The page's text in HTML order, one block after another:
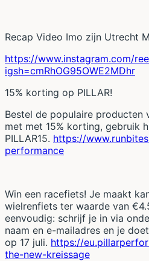
Recap Video Imo zijn Utrecht
https://www.instagram.com/
igsh=cmRhOG95OWE2MDhr
15% korting op PILLAR!
Bestel de populaire producten
met met 15% korting, gebruik
PILLAR15. https://
performance
Win een racefiets! Je maakt
wielrenfiets ter waarde van
eenvoudig: schrijf je in via
naam en e-mailadres en je
op 17 juli. https://
the-new-kreissage